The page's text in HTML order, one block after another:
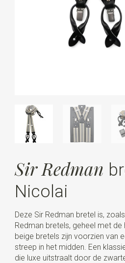
Sir Redman
Nicolai
Deze Sir Redman bretel is,
Redman bretels, geheel met
beige bretels zijn voorzien van
streep in het midden. Een
die luxe uitstraalt door de